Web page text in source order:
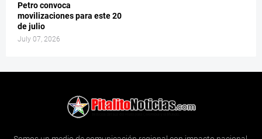
Petro convoca
movilizaciones para este 20
de julio
July 07, 2026